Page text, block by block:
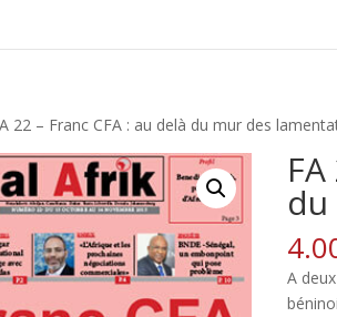
22 – Franc CFA : au delà du mur des
A